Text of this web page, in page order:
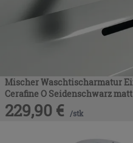
Mischer Waschtischarmatur
Cerafine O Seidenschwarz matt
229,90 € /stk